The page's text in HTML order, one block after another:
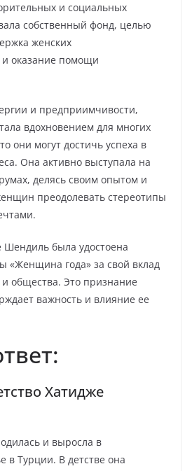
и социальных
собственный фонд, целью
женских
оказание помощи
и предприимчивости,
вдохновением для многих
они могут достичь успеха в
Она активно выступала на
делясь своим опытом и
преодолевать стереотипы
Шендиль была удостоена
«Женщина года» за свой вклад
и общества. Это признание
важность и влияние ее
Хатидже
и выросла в
в Турции. В детстве она